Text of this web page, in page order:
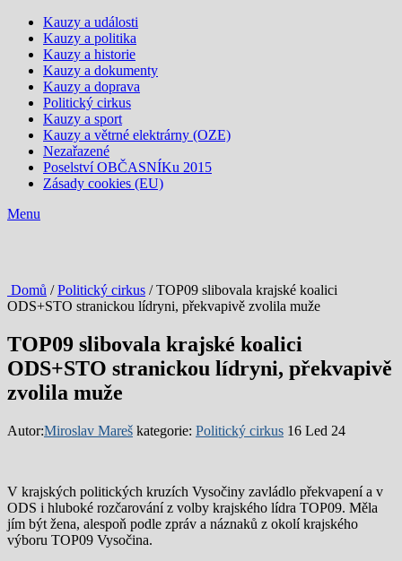
Kauzy a události
Kauzy a politika
Kauzy a historie
Kauzy a dokumenty
Kauzy a doprava
Politický cirkus
Kauzy a sport
Kauzy a větrné elektrárny (OZE)
Nezařazené
Poselství OBČASNÍKu 2015
Zásady cookies (EU)
Menu
Domů /Politický cirkus / TOP09 slibovala krajské koalici
ODS+STO stranickou lídryni, překvapivě zvolila muže
TOP09 slibovala krajské koalici
ODS+STO stranickou lídryni, překvapivě
zvolila muže
Autor:Miroslav Mareš kategorie: Politický cirkus 16 Led 24
V krajských politických kruzích Vysočiny zavládlo překvapení a v
ODS i hluboké rozčarování z volby krajského lídra TOP09. Měla
jím být žena, alespoň podle zpráv a náznaků z okolí krajského
výboru TOP09 Vysočina.